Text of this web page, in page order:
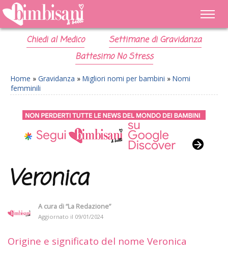
Chiedi al Medico
Settimane di Gravidanza
Battesimo No Stress
Home » Gravidanza » Migliori nomi per bambini » Nomi
femminili
Veronica
A cura di“La Redazione”
Aggiornato il 09/01/2024
Origine e significato del nome Veronica